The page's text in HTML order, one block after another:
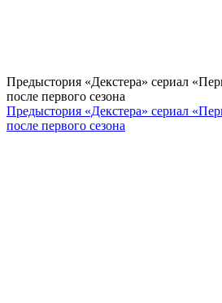
Предыстория «Декстера» сериал
после первого сезона
Предыстория «Декстера» сериал
после первого сезона